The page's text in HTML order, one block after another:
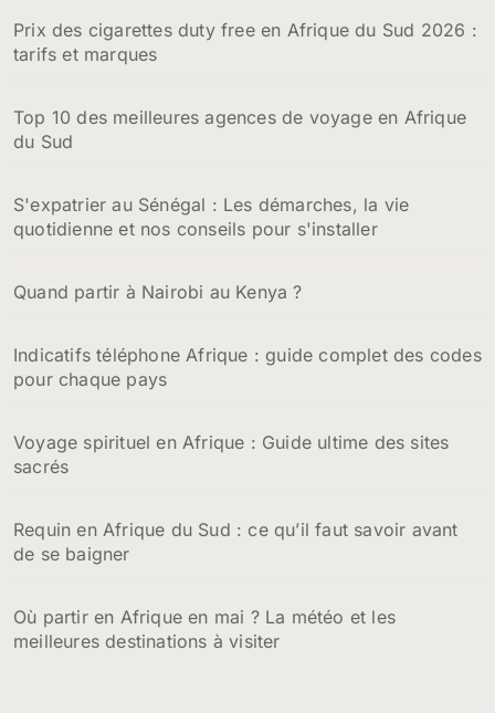
Prix des cigarettes duty free en Afrique du Sud 2026 :
tarifs et marques
Top 10 des meilleures agences de voyage en Afrique
du Sud
S'expatrier au Sénégal : Les démarches, la vie
quotidienne et nos conseils pour s'installer
Quand partir à Nairobi au Kenya ?
Indicatifs téléphone Afrique : guide complet des codes
pour chaque pays
Voyage spirituel en Afrique : Guide ultime des sites
sacrés
Requin en Afrique du Sud : ce qu’il faut savoir avant
de se baigner
Où partir en Afrique en mai ? La météo et les
meilleures destinations à visiter